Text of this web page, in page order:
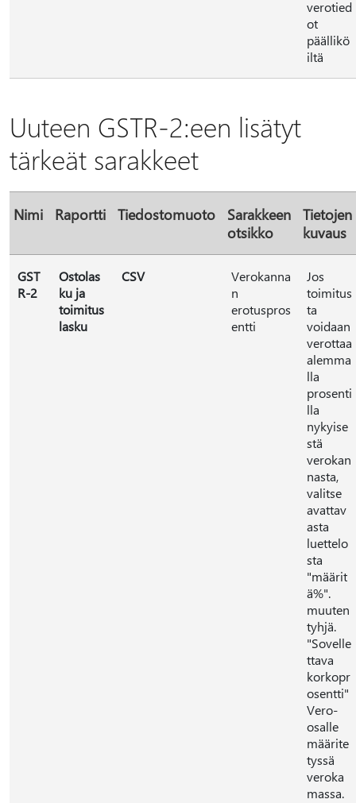
verotied
ot
päällikö
iltä
Uuteen GSTR-2:een lisätyt
tärkeät sarakkeet
Nimi Raportti Tiedostomuoto
Sarakkeen
otsikko
Tietojen
kuvaus
GST
R-2
Ostolas
ku ja
toimitus
lasku
CSV
Verokanna
n
erotuspros
entti
Jos
toimitus
ta
voidaan
verottaa
alemma
lla
prosenti
lla
nykyise
stä
verokan
nasta,
valitse
avattav
asta
luettelo
sta
"määrit
ä%".
muuten
tyhjä.
"Sovelle
ttava
korkopr
osentti"
Vero-
osalle
määrite
tyssä
veroka
massa.